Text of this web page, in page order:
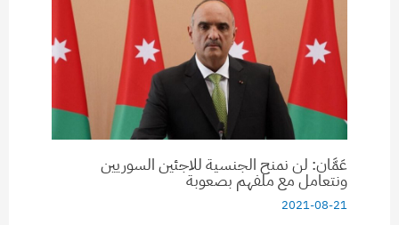
عَمَّان: لن نمنح الجنسية للاجئين السوريين
ونتعامل مع ملفهم بصعوبة
2021-08-21